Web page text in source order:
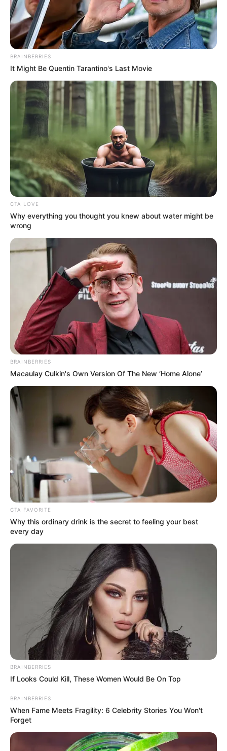
Encaminhamento de denúncia ao JASB: Acesse aqui.
Publicação:
JASB - Jornal dos Agentes de Saúde do Brasil-
www.jasb.com.br.
O jornalismo do JASB.com.br precisa de você para continuar
marcando ponto na vida dos ACS e ACE.Compartilhe as nossas
notícias em suas redes sociais!
BRAINBERRIES
It Might Be Quentin Tarantino's Last Movie
CTA LOVE
Why everything you thought you knew about water might be
wrong
BRAINBERRIES
Macaulay Culkin's Own Version Of The New ‘Home Alone’
CTA FAVORITE
Why this ordinary drink is the secret to feeling your best
every day
BRAINBERRIES
If Looks Could Kill, These Women Would Be On Top
BRAINBERRIES
When Fame Meets Fragility: 6 Celebrity Stories You Won't
Forget